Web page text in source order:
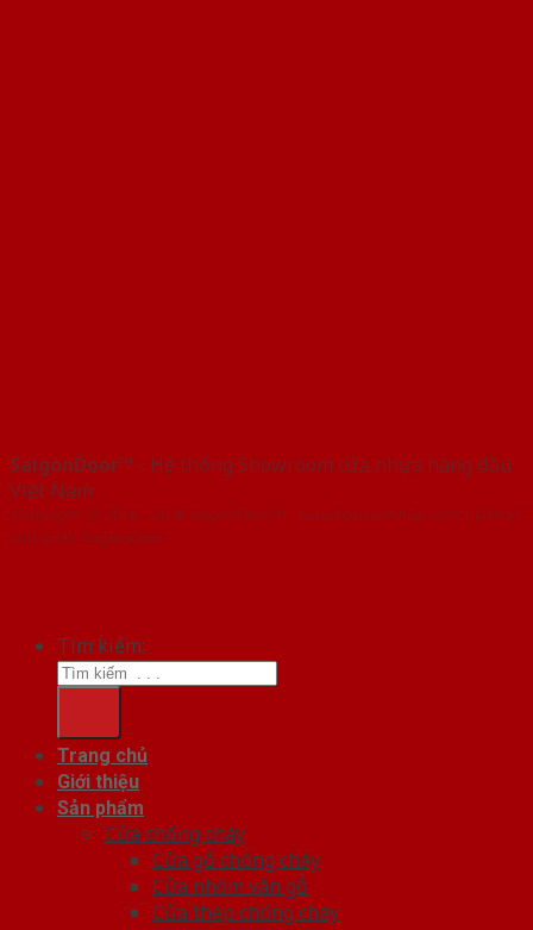
SaigonDoor™ - Hệ thống Showroom cửa nhựa hàng đầu
Việt Nam
Copyright ⓒ 2016 – 2026 SaigonDoor™ - www.bancuanhua.com | Đơn vị
chủ quản SaigonDoor
Tìm kiếm:
Trang chủ
Giới thiệu
Sản phẩm
Cửa chống cháy
Cửa gỗ chống cháy
Cửa nhôm vân gỗ
Cửa thép chống cháy